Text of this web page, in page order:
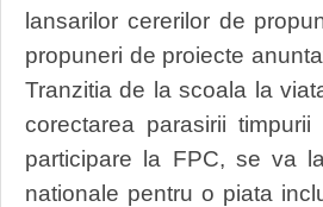
lansarilor cererilor de
propuneri de proiecte
Tranzitia de la scoala la
corectarea parasirii
participare la FPC, se va
nationale pentru o piata